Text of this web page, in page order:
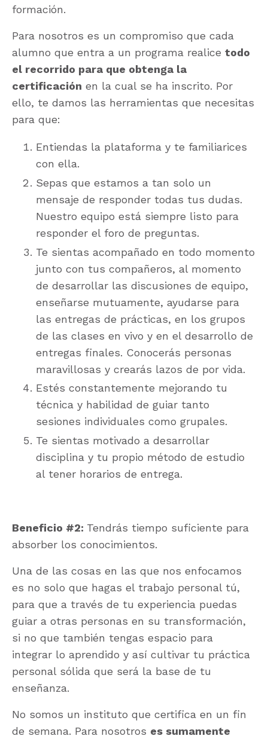
formación.
Para nosotros es un compromiso que cada
alumno que entra a un programa realice todo
el recorrido para que obtenga la
certificación en la cual se ha inscrito. Por
ello, te damos las herramientas que necesitas
para que:
Entiendas la plataforma y te familiarices
con ella.
Sepas que estamos a tan solo un
mensaje de responder todas tus dudas.
Nuestro equipo está siempre listo para
responder el foro de preguntas.
Te sientas acompañado en todo momento
junto con tus compañeros, al momento
de desarrollar las discusiones de equipo,
enseñarse mutuamente, ayudarse para
las entregas de prácticas, en los grupos
de las clases en vivo y en el desarrollo de
entregas finales. Conocerás personas
maravillosas y crearás lazos de por vida.
Estés constantemente mejorando tu
técnica y habilidad de guiar tanto
sesiones individuales como grupales.
Te sientas motivado a desarrollar
disciplina y tu propio método de estudio
al tener horarios de entrega.
Beneficio #2: Tendrás tiempo suficiente para
absorber los conocimientos.
Una de las cosas en las que nos enfocamos
es no solo que hagas el trabajo personal tú,
para que a través de tu experiencia puedas
guiar a otras personas en su transformación,
si no que también tengas espacio para
integrar lo aprendido y así cultivar tu práctica
personal sólida que será la base de tu
enseñanza.
No somos un instituto que certifica en un fin
de semana. Para nosotros es sumamente